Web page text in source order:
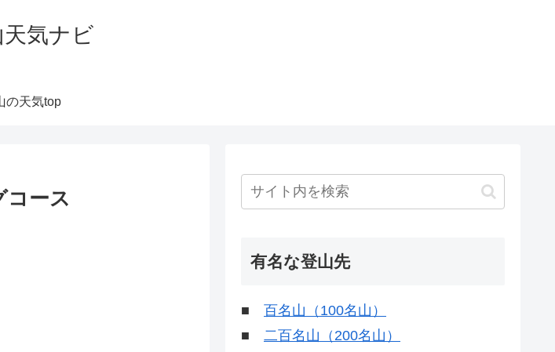
気ナビ
の天気top
コース
有名な登山先
■ 百名山（100名山）
■ 二百名山（200名山）